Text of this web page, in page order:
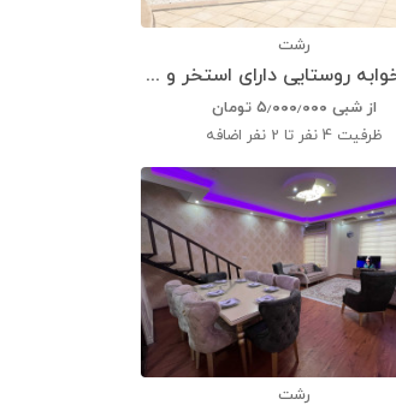
رشت
ویلا 1 خوابه روستایی دارای استخر و پارکینگ
از شبی ۵٫۰۰۰٫۰۰۰ تومان
ظرفیت 4 نفر تا 2 نفر اضافه
رشت